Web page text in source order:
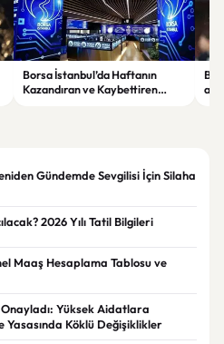
Borsa İstanbul’da Haftanın
Kazandıran ve Kaybettiren
Gündemde Sevgilisi İçin Silaha
2026 Yılı Tatil Bilgileri
Maaş Hesaplama Tablosu ve
Yüksek Aidatlara
Yasasında Köklü Değişiklikler